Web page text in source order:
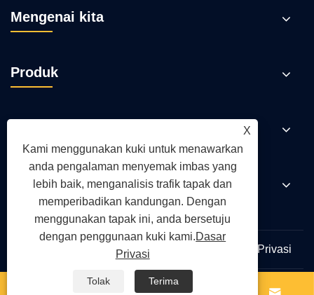
Mengenai kita
Produk
Hubungi Kami
RSS Dasar Privasi
X
Kami menggunakan kuki untuk menawarkan
anda pengalaman menyemak imbas yang
lebih baik, menganalisis trafik tapak dan
memperibadikan kandungan. Dengan
menggunakan tapak ini, anda bersetuju
dengan penggunaan kuki kami.Dasar
Privasi
Tolak Terima